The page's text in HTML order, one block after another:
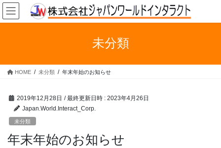
コ
ン
テ
ス
ナ
ビ
ゲ
ン
未分類
HOME 未分類 年末年始のお知らせ
2019年12月28日 / 最終更新日時 : 2023年4月26日
Japan.World.Interact_Corp.
未分類
年末年始のお知らせ